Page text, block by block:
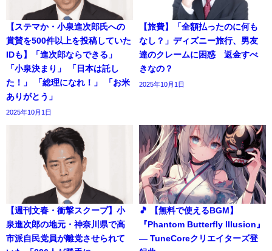
【ステマか・小泉進次郎氏への
賞賛を500件以上を投稿していた
IDも】「進次郎ならできる」
「小泉決まり」 「日本は託し
た！」 「総理になれ！」 「お米
ありがとう」
2025年10月1日
【旅費】「全額払ったのに何も
なし？」ディズニー旅行、男友
達のクレームに困惑 返金すべ
きなの？
2025年10月1日
【週刊文春・衝撃スクープ】小
泉進次郎の地元・神奈川県で高
市派自民党員が離党させられて
🎵 【無料で使えるBGM】
『Phantom Butterfly Illusion』
― TuneCoreクリエイターズ登